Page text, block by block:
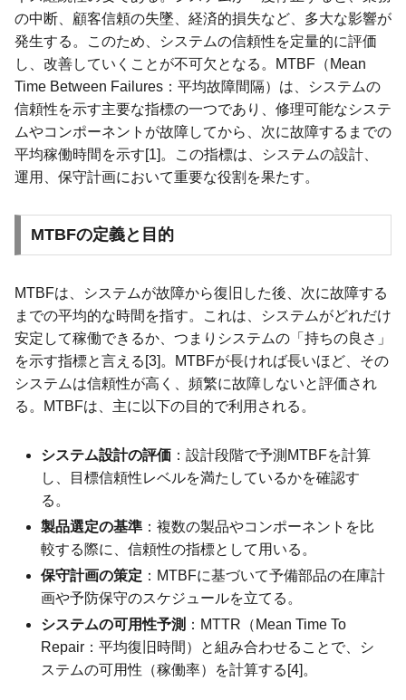
の中断、顧客信頼の失墜、経済的損失など、多大な影響が
発生する。このため、システムの信頼性を定量的に評価
し、改善していくことが不可欠となる。MTBF（Mean
Time Between Failures：平均故障間隔）は、システムの
信頼性を示す主要な指標の一つであり、修理可能なシステ
ムやコンポーネントが故障してから、次に故障するまでの
平均稼働時間を示す[1]。この指標は、システムの設計、
運用、保守計画において重要な役割を果たす。
MTBFの定義と目的
MTBFは、システムが故障から復旧した後、次に故障する
までの平均的な時間を指す。これは、システムがどれだけ
安定して稼働できるか、つまりシステムの「持ちの良さ」
を示す指標と言える[3]。MTBFが長ければ長いほど、その
システムは信頼性が高く、頻繁に故障しないと評価され
る。MTBFは、主に以下の目的で利用される。
システム設計の評価 ：設計段階で予測MTBFを計算
し、目標信頼性レベルを満たしているかを確認す
る。
製品選定の基準 ：複数の製品やコンポーネントを比
較する際に、信頼性の指標として用いる。
保守計画の策定 ：MTBFに基づいて予備部品の在庫計
画や予防保守のスケジュールを立てる。
システムの可用性予測 ：MTTR（Mean Time To
Repair：平均復旧時間）と組み合わせることで、シ
ステムの可用性（稼働率）を計算する[4]。